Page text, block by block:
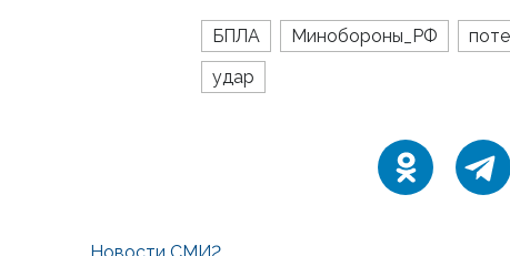
БПЛА Минобороны_РФ
удар